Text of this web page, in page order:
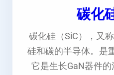
碳化
碳化硅（SiC），又
硅和碳的半导体。是
它是生长GaN器件